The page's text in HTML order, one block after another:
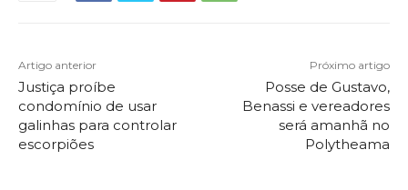
Artigo anterior
Justiça proíbe
condomínio de usar
galinhas para controlar
escorpiões
Próximo artigo
Posse de Gustavo,
Benassi e vereadores
será amanhã no
Polytheama